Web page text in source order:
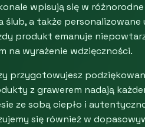
wpisują się w
a także
produkt emanuje
na wyrażenie wdzięczności.
przygotowujesz
z grawerem nadają
ze sobą ciepło i
się również w